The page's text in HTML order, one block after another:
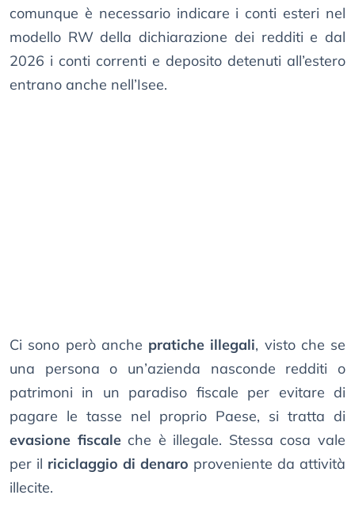
comunque è necessario indicare i conti esteri nel
modello RW della dichiarazione dei redditi e dal
2026 i conti correnti e deposito detenuti all’estero
entrano anche nell’Isee.
Ci sono però anche pratiche illegali, visto che se
una persona o un’azienda nasconde redditi o
patrimoni in un paradiso fiscale per evitare di
pagare le tasse nel proprio Paese, si tratta di
evasione fiscaleche è illegale. Stessa cosa vale
per il riciclaggio di denaro proveniente da attività
illecite.